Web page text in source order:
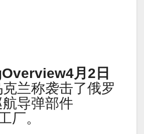
月2日
兰称袭击了俄罗
导弹部件
厂。